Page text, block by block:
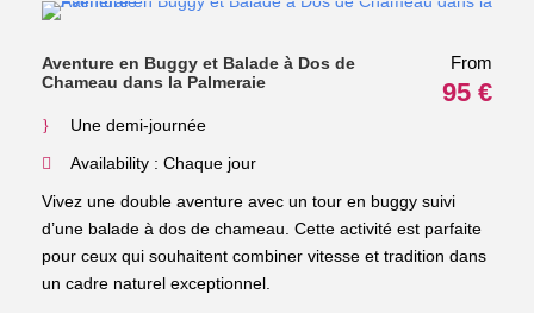
Aventure en Buggy et Balade à Dos de
Chameau dans la Palmeraie
From
95 €
Une demi-journée
Availability : Chaque jour
Vivez une double aventure avec un tour en buggy suivi
d’une balade à dos de chameau. Cette activité est parfaite
pour ceux qui souhaitent combiner vitesse et tradition dans
un cadre naturel exceptionnel.